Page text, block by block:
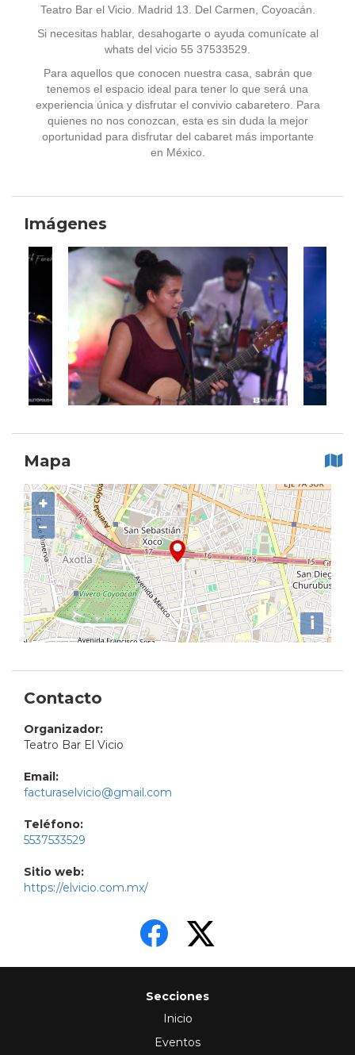
Teatro Bar el Vicio. Madrid 13. Del Carmen, Coyoacán.
Si necesitas hablar, desahogarte o ayuda comunícate al
whats del vicio 55 37533529.
Para aquellos que conocen nuestra casa, sabrán que
tenemos el espacio ideal para tener lo que será una
experiencia única y disfrutar el convivio cabaretero. Para
quienes no nos conozcan, esta es sin duda la mejor
oportunidad para disfrutar del cabaret más importante
en México.
Imágenes
Mapa
+
−
i
Contacto
Organizador:
Teatro Bar El Vicio
Email:
facturaselvicio@gmail.com
Teléfono:
5537533529
Sitio web:
https://elvicio.com.mx/
Secciones
Inicio
Eventos